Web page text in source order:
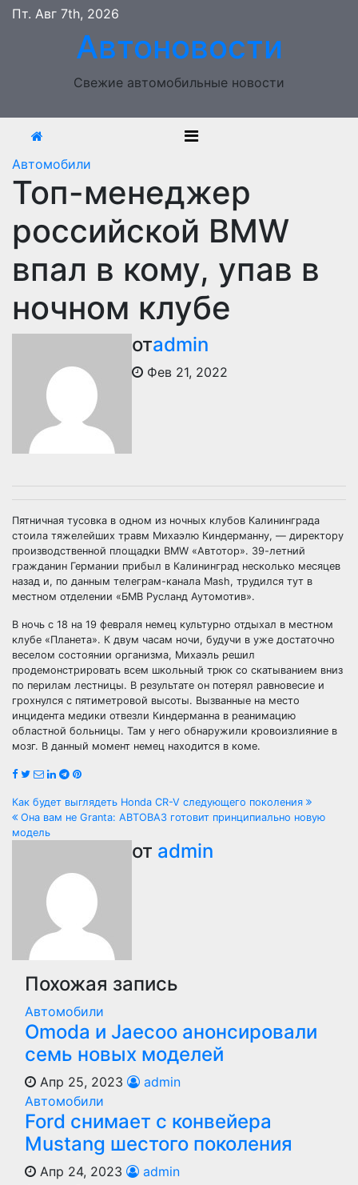
Перейти
содержимому
Пт. Авг 7th, 2026
Автоновости
Свежие автомобильные новости
Автомобили
Топ-менеджер
российской BMW
впал в кому, упав в
ночном клубе
отadmin
Фев 21, 2022
Пятничная тусовка в одном из ночных клубов Калининграда
стоила тяжелейших травм Михаэлю Киндерманну, — директору
производственной площадки BMW «Автотор». 39-летний
гражданин Германии прибыл в Калининград несколько месяцев
назад и, по данным телеграм-канала Mash, трудился тут в
местном отделении «БМВ Русланд Аутомотив».
В ночь с 18 на 19 февраля немец культурно отдыхал в местном
клубе «Планета». К двум часам ночи, будучи в уже достаточно
веселом состоянии организма, Михаэль решил
продемонстрировать всем школьный трюк со скатыванием вниз
по перилам лестницы. В результате он потерял равновесие и
грохнулся с пятиметровой высоты. Вызванные на место
инцидента медики отвезли Киндерманна в реанимацию
областной больницы. Там у него обнаружили кровоизлияние в
мозг. В данный момент немец находится в коме.
Навигация
по
записям
Как будет выглядеть Honda CR-V следующего поколения
Она вам не Granta: АВТОВАЗ готовит принципиально новую
модель
от admin
Похожая запись
Автомобили
Оmoda и Jaecoo анонсировали
семь новых моделей
Апр 25, 2023
admin
Автомобили
Ford снимает с конвейера
Mustang шестого поколения
Апр 24, 2023
admin